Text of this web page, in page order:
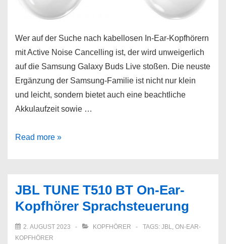
Wer auf der Suche nach kabellosen In-Ear-Kopfhörern
mit Active Noise Cancelling ist, der wird unweigerlich
auf die Samsung Galaxy Buds Live stoßen. Die neuste
Ergänzung der Samsung-Familie ist nicht nur klein
und leicht, sondern bietet auch eine beachtliche
Akkulaufzeit sowie …
Samsung
In-
Ear-
Kopfhörer
Active
Read more »
JBL TUNE T510 BT On-Ear-
Kopfhörer Sprachsteuerung
2. AUGUST 2023 KOPFHÖRER TAGS: JBL, ON-EAR-
KOPFHÖRER